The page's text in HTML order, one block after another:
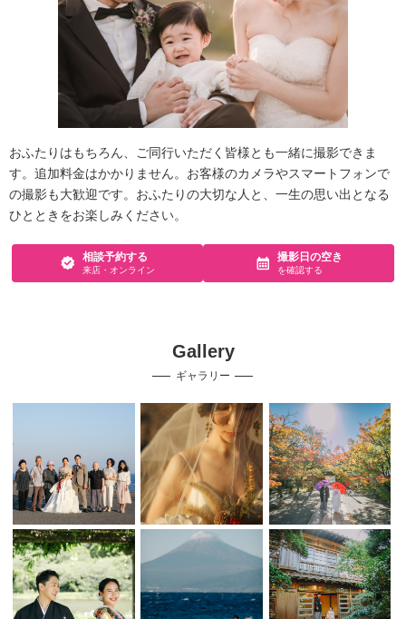
おふたりはもちろん、ご同行いただく皆様とも一緒に撮影できま
す。追加料金はかかりません。お客様のカメラやスマートフォンで
の撮影も大歓迎です。おふたりの大切な人と、一生の思い出となる
ひとときをお楽しみください。
相談予約する
来店・オンライン
撮影日の空き
を確認する
Gallery
ギャラリー